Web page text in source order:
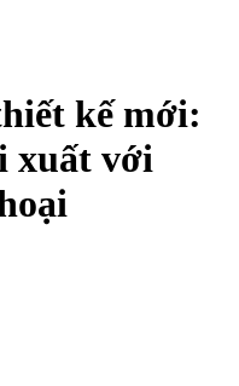
kế mới:
xuất với